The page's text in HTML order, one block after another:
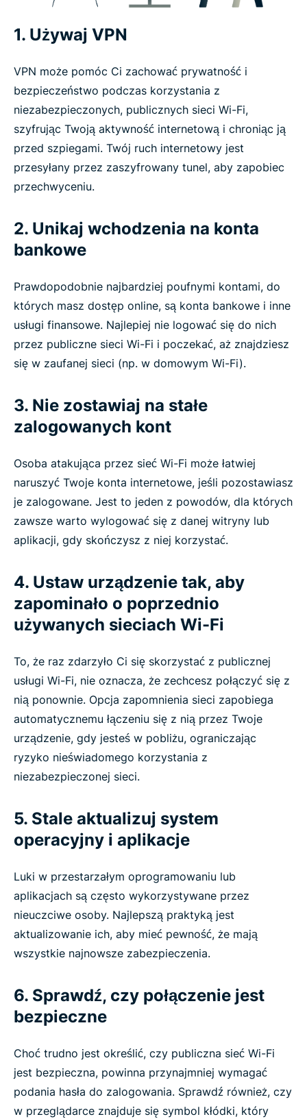
1. Używaj VPN
VPN może pomóc Ci zachować prywatność i
bezpieczeństwo podczas korzystania z
niezabezpieczonych, publicznych sieci Wi-Fi,
szyfrując Twoją aktywność internetową i chroniąc ją
przed szpiegami. Twój ruch internetowy jest
przesyłany przez zaszyfrowany tunel, aby zapobiec
przechwyceniu.
2. Unikaj wchodzenia na konta
bankowe
Prawdopodobnie najbardziej poufnymi kontami, do
których masz dostęp online, są konta bankowe i inne
usługi finansowe. Najlepiej nie logować się do nich
przez publiczne sieci Wi-Fi i poczekać, aż znajdziesz
się w zaufanej sieci (np. w domowym Wi-Fi).
3. Nie zostawiaj na stałe
zalogowanych kont
Osoba atakująca przez sieć Wi-Fi może łatwiej
naruszyć Twoje konta internetowe, jeśli pozostawiasz
je zalogowane. Jest to jeden z powodów, dla których
zawsze warto wylogować się z danej witryny lub
aplikacji, gdy skończysz z niej korzystać.
4. Ustaw urządzenie tak, aby
zapominało o poprzednio
używanych sieciach Wi-Fi
To, że raz zdarzyło Ci się skorzystać z publicznej
usługi Wi-Fi, nie oznacza, że zechcesz połączyć się z
nią ponownie. Opcja zapomnienia sieci zapobiega
automatycznemu łączeniu się z nią przez Twoje
urządzenie, gdy jesteś w pobliżu, ograniczając
ryzyko nieświadomego korzystania z
niezabezpieczonej sieci.
5. Stale aktualizuj system
operacyjny i aplikacje
Luki w przestarzałym oprogramowaniu lub
aplikacjach są często wykorzystywane przez
nieuczciwe osoby. Najlepszą praktyką jest
aktualizowanie ich, aby mieć pewność, że mają
wszystkie najnowsze zabezpieczenia.
6. Sprawdź, czy połączenie jest
bezpieczne
Choć trudno jest określić, czy publiczna sieć Wi-Fi
jest bezpieczna, powinna przynajmniej wymagać
podania hasła do zalogowania. Sprawdź również, czy
w przeglądarce znajduje się symbol kłódki, który